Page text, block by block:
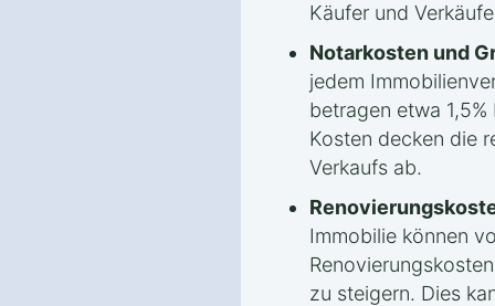
Käufer und
Notarkosten und
jedem
betragen etwa
Kosten decken die
Verkaufs ab.
Immobilie können
zu steigern. Dies